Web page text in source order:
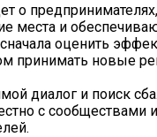
о
места и
оценить
принимать новые
диалог и поиск
с сообществами